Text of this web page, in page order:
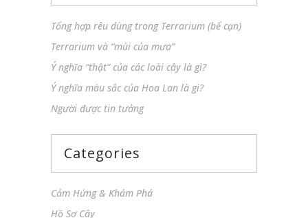
Tổng hợp rêu dùng trong Terrarium (bể cạn)
Terrarium và “mùi của mưa”
Ý nghĩa “thật” của các loài cây là gì?
Ý nghĩa màu sắc của Hoa Lan là gì?
Người được tin tưởng
Categories
Cảm Hứng & Khám Phá
Hồ Sơ Cây